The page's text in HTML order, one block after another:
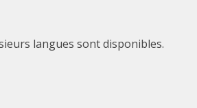
langues sont disponibles.